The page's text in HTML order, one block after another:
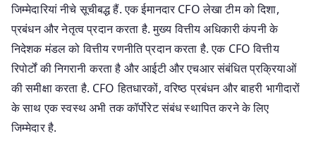
जिम्मेदारियां नीचे सूचीबद्ध हैं. एक ईमानदार CFO लेखा टीम को दिशा,
प्रबंधन और नेतृत्व प्रदान करता है. मुख्य वित्तीय अधिकारी कंपनी के
निदेशक मंडल को वित्तीय रणनीति प्रदान करता है. एक CFO वित्तीय
रिपोर्टों की निगरानी करता है और आईटी और एचआर संबंधित प्रक्रियाओं
की समीक्षा करता है. CFO हितधारकों, वरिष्ठ प्रबंधन और बाहरी भागीदारों
के साथ एक स्वस्थ अभी तक कॉर्पोरेट संबंध स्थापित करने के लिए
जिम्मेदार है.